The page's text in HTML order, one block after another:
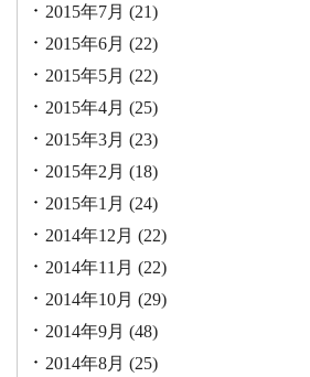
2015年7月 (21)
2015年6月 (22)
2015年5月 (22)
2015年4月 (25)
2015年3月 (23)
2015年2月 (18)
2015年1月 (24)
2014年12月 (22)
2014年11月 (22)
2014年10月 (29)
2014年9月 (48)
2014年8月 (25)